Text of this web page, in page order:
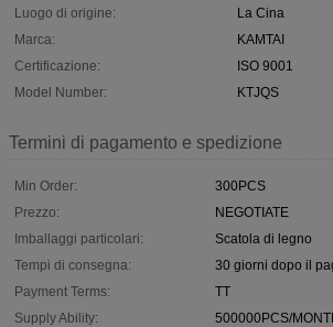
Luogo di origine:
La Cina
Marca:
KAMTAI
Certificazione:
ISO 9001
Model Number:
KTJQS
Termini di pagamento e spedizione
Min Order:
300PCS
Prezzo:
NEGOTIATE
Imballaggi particolari:
Scatola di legno
Tempi di consegna:
30 giorni dopo il
Payment Terms:
TT
Supply Ability:
500000PCS/